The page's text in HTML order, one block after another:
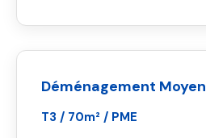
Déménagement Moyen
T3 / 70m² / PME